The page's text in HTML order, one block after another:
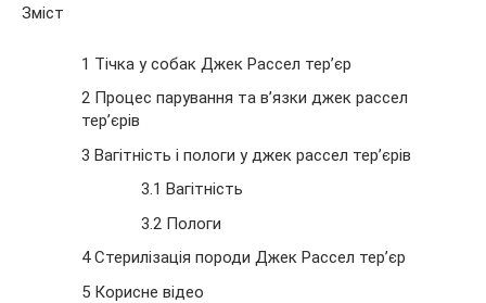
Зміст
1 Тічка у собак Джек Рассел тер’єр
2 Процес парування та в’язки джек рассел
тер’єрів
3 Вагітність і пологи у джек рассел тер’єрів
3.1 Вагітність
3.2 Пологи
4 Стерилізація породи Джек Рассел тер’єр
5 Корисне відео